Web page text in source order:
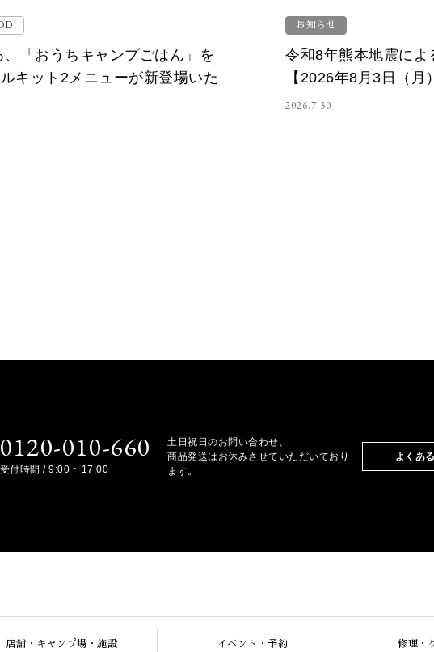
「おうちキャンプごはん」を
キット2メニューが新登場いた
お知らせ
令和8年熊本地震に
【2026年8月3日（月
2026.7.30
0120-010-660
受付時間 / 9:00 ~ 17:00
土日祝日のお問い合わせ、
商品発送はお休みさせていただいており
ます。
よくあ
店舗・キャンプ場・施設 イベント・予約 修理・